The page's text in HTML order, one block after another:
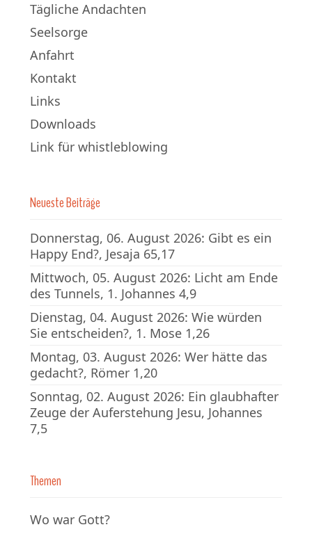
Tägliche Andachten
Seelsorge
Anfahrt
Kontakt
Links
Downloads
Link für whistleblowing
Neueste Beiträge
Donnerstag, 06. August 2026: Gibt es ein
Happy End?, Jesaja 65,17
Mittwoch, 05. August 2026: Licht am Ende
des Tunnels, 1. Johannes 4,9
Dienstag, 04. August 2026: Wie würden
Sie entscheiden?, 1. Mose 1,26
Montag, 03. August 2026: Wer hätte das
gedacht?, Römer 1,20
Sonntag, 02. August 2026: Ein glaubhafter
Zeuge der Auferstehung Jesu, Johannes
7,5
Themen
Wo war Gott?